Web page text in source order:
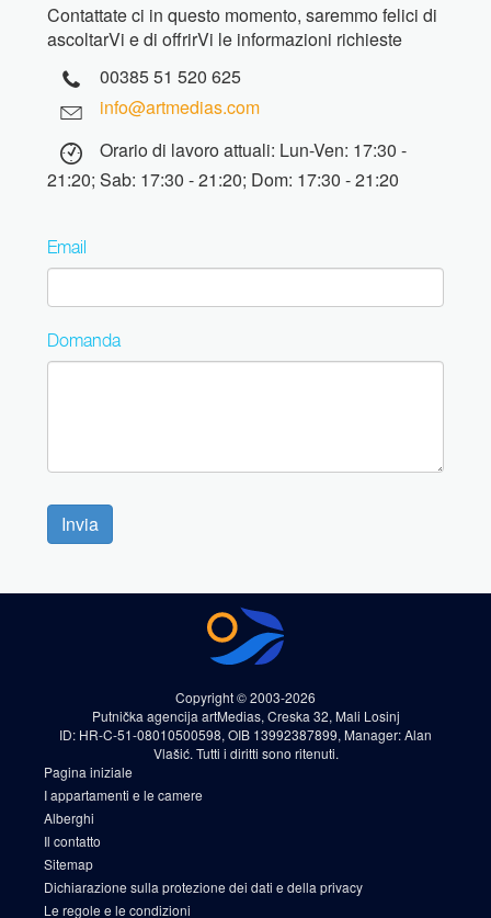
Contattate ci in questo momento, saremmo felici di
ascoltarVi e di offrirVi le informazioni richieste
00385 51 520 625
info@artmedias.com
Orario di lavoro attuali: Lun-Ven: 17:30 -
21:20; Sab: 17:30 - 21:20; Dom: 17:30 - 21:20
Email
Domanda
Invia
Copyright © 2003-2026
Putnička agencija artMedias, Creska 32, Mali Losinj
ID: HR-C-51-08010500598, OIB 13992387899, Manager: Alan
Vlašić. Tutti i diritti sono ritenuti.
Pagina iniziale
I appartamenti e le camere
Alberghi
Il contatto
Sitemap
Dichiarazione sulla protezione dei dati e della privacy
Le regole e le condizioni